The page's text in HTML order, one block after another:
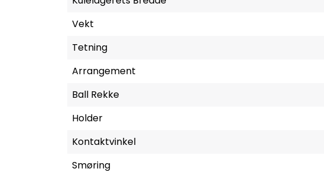
Vekt
Tetning
Arrangement
Ball Rekke
Holder
Kontaktvinkel
Smøring